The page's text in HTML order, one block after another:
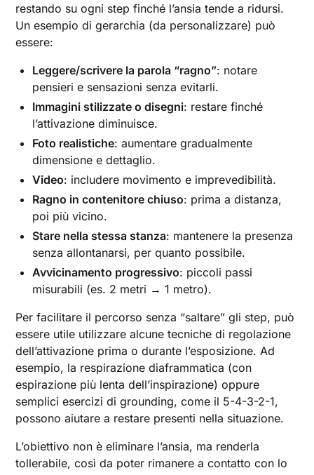
restando su ogni step finché l’ansia tende a ridursi.
Un esempio di gerarchia (da personalizzare) può
essere:
Leggere/scrivere la parola “ragno”: notare
pensieri e sensazioni senza evitarli.
Immagini stilizzate o disegni: restare finché
l’attivazione diminuisce.
Foto realistiche: aumentare gradualmente
dimensione e dettaglio.
Video: includere movimento e imprevedibilità.
Ragno in contenitore chiuso: prima a distanza,
poi più vicino.
Stare nella stessa stanza: mantenere la presenza
senza allontanarsi, per quanto possibile.
Avvicinamento progressivo: piccoli passi
misurabili (es. 2 metri → 1 metro).
Per facilitare il percorso senza “saltare” gli step, può
essere utile utilizzare alcune tecniche di regolazione
dell’attivazione prima o durante l’esposizione. Ad
esempio, la respirazione diaframmatica (con
espirazione più lenta dell’inspirazione) oppure
semplici esercizi di grounding, come il 5-4-3-2-1,
possono aiutare a restare presenti nella situazione.
L’obiettivo non è eliminare l’ansia, ma renderla
tollerabile, così da poter rimanere a contatto con lo